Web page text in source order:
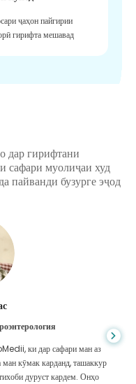
ҷаҳон пайгирии
гирифта мешавад
дар гирифтани
сафари муолиҷаи худ
пайванди бузурге эҷод
ки дар сафари ман аз
ман кӯмак карданд, ташаккур
дуруст кардем. Онҳо